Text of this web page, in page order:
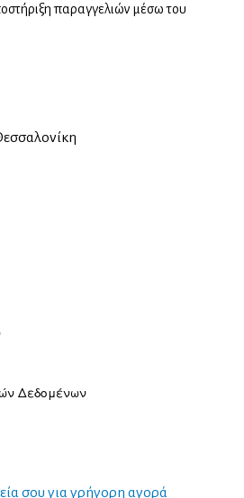
παραγγελιών μέσω του
Δεδομένων
σου για γρήγορη αγορά